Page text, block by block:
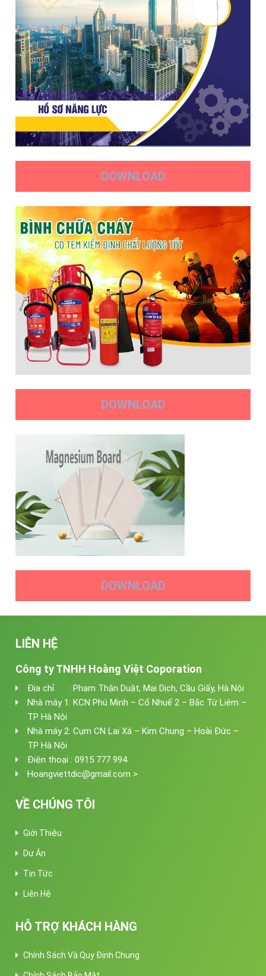
DOWNLOAD
DOWNLOAD
DOWNLOAD
LIÊN HỆ
Công ty TNHH Hoàng Việt Coporation
Địa chỉ : Phạm Thận Duật, Mai Dịch, Cầu Giấy, Hà Nội
Nhà máy 1: KCN Phú Minh – Cổ Nhuế 2 – Bắc Từ Liêm –
TP Hà Nội
Nhà máy 2: Cụm CN Lai Xá – Kim Chung – Hoài Đức –
TP Hà Nội
Điện thoại : 0915 777 994
Hoangviettdic@gmail.com >
VỀ CHÚNG TÔI
Giới Thiệu
Dự Án
Tin Tức
Liên Hệ
HỖ TRỢ KHÁCH HÀNG
Chính Sách Và Quy Định Chung